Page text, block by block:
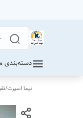
دسته‌بندی
نیما اسپرت/